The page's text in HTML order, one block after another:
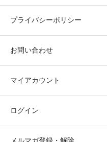
プライバシーポリシー
お問い合わせ
マイアカウント
ログイン
メルマガ登録・解除